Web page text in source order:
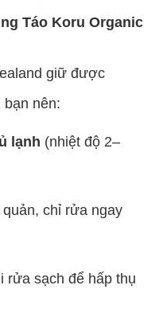
Táo Koru Organic
giữ được
nên:
lạnh (nhiệt độ 2–
chỉ rửa ngay
rửa sạch để hấp thụ